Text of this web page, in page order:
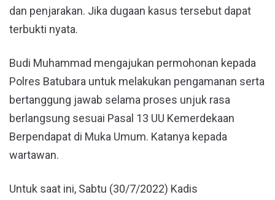
dan penjarakan. Jika dugaan kasus tersebut dapat
terbukti nyata.
Budi Muhammad mengajukan permohonan kepada
Polres Batubara untuk melakukan pengamanan serta
bertanggung jawab selama proses unjuk rasa
berlangsung sesuai Pasal 13 UU Kemerdekaan
Berpendapat di Muka Umum. Katanya kepada
wartawan.
Untuk saat ini, Sabtu (30/7/2022) Kadis